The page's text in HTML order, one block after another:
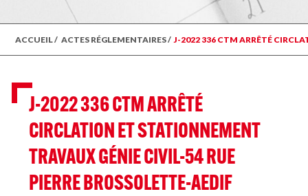
ACCUEIL/ ACTES RÉGLEMENTAIRES/ J-2022 336 CTM ARRÊTÉ
J-2022 336 CTM ARRÊTÉ
CIRCLATION ET STATIONNEMENT
TRAVAUX GÉNIE CIVIL-54 RUE
PIERRE BROSSOLETTE-AEDIF